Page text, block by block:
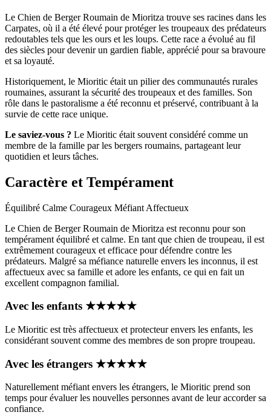
Le Chien de Berger Roumain de Mioritza trouve ses racines dans les
Carpates, où il a été élevé pour protéger les troupeaux des prédateurs
redoutables tels que les ours et les loups. Cette race a évolué au fil
des siècles pour devenir un gardien fiable, apprécié pour sa bravoure
et sa loyauté.
Historiquement, le Mioritic était un pilier des communautés rurales
roumaines, assurant la sécurité des troupeaux et des familles. Son
rôle dans le pastoralisme a été reconnu et préservé, contribuant à la
survie de cette race unique.
Le saviez-vous ? Le Mioritic était souvent considéré comme un
membre de la famille par les bergers roumains, partageant leur
quotidien et leurs tâches.
Caractère et Tempérament
Équilibré Calme Courageux Méfiant Affectueux
Le Chien de Berger Roumain de Mioritza est reconnu pour son
tempérament équilibré et calme. En tant que chien de troupeau, il est
extrêmement courageux et efficace pour défendre contre les
prédateurs. Malgré sa méfiance naturelle envers les inconnus, il est
affectueux avec sa famille et adore les enfants, ce qui en fait un
excellent compagnon familial.
Avec les enfants ★★★★★
Le Mioritic est très affectueux et protecteur envers les enfants, les
considérant souvent comme des membres de son propre troupeau.
Avec les étrangers ★★★★★
Naturellement méfiant envers les étrangers, le Mioritic prend son
temps pour évaluer les nouvelles personnes avant de leur accorder sa
confiance.